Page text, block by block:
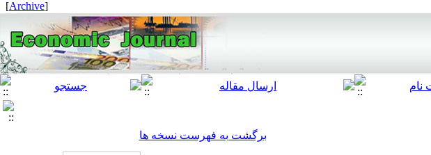
[
Archive
]
برگشت به فهرست نسخه ها